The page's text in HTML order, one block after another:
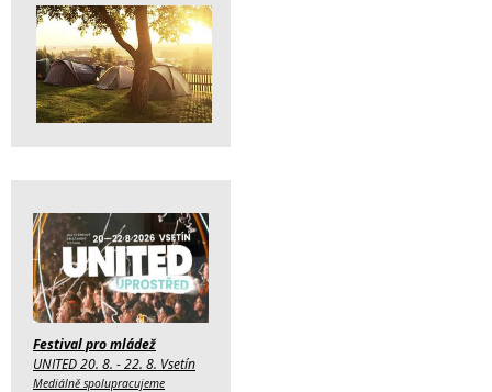
Festival pro mládež
UNITED 20. 8. - 22. 8. Vsetín
Mediálně spolupracujeme